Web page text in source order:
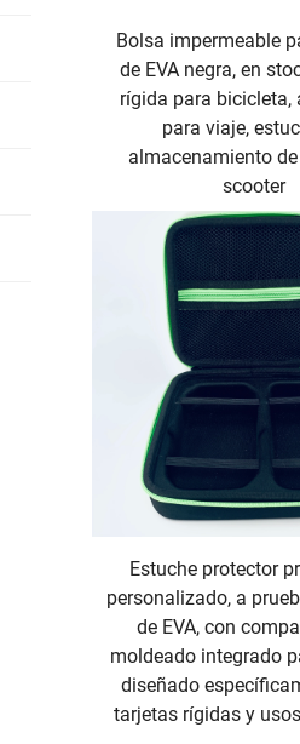
Bolsa impermeable
de EVA negra, en
rígida para bicicleta,
para viaje,
almacenamiento de
scooter
Estuche protector
personalizado, a
de EVA, con
moldeado integrado
diseñado
tarjetas rígidas y